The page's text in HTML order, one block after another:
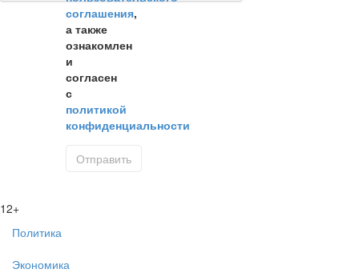
соглашения,
а также
ознакомлен
и
согласен
с
политикой
конфиденциальности
12+
Политика
Экономика